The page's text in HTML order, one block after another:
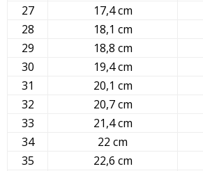
27
17,4 cm
28
18,1 cm
29
18,8 cm
30
19,4 cm
31
20,1 cm
32
20,7 cm
33
21,4 cm
34
22 cm
35
22,6 cm